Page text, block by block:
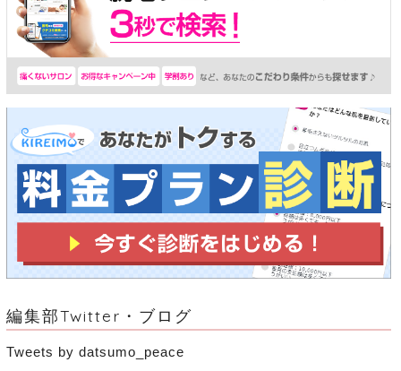
編集部Twitter・ブログ
Tweets by datsumo_peace